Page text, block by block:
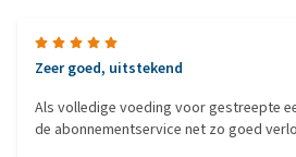
Zeer goed, uitstekend
Als volledige voeding voor gestreepte
de abonnementservice net zo goed